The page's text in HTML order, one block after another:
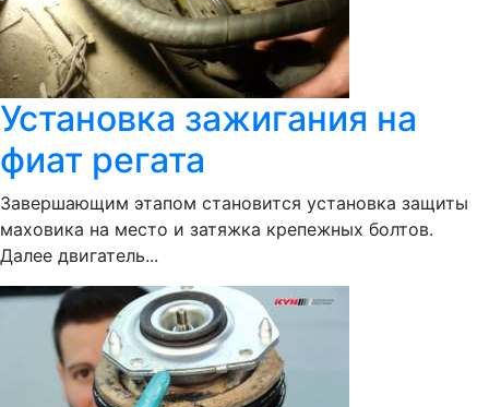
Установка зажигания на
фиат регата
Завершающим этапом становится установка защиты
маховика на место и затяжка крепежных болтов.
Далее двигатель...